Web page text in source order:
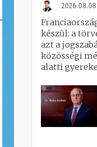
2026.08.08.
készül: a
azt a
közösségi
alatti